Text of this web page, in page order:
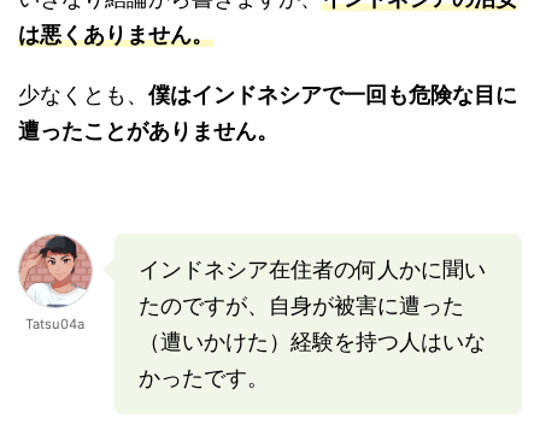
は悪くありません。
少なくとも、 僕はインドネシアで一回も危険な目に
遭ったことがありません。
Tatsu04a
インドネシア在住者の何人かに聞い
たのですが、自身が被害に遭った
（遭いかけた）経験を持つ人はいな
かったです。